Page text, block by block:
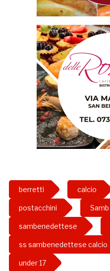
berretti calcio
postacchini Samb
sambenedettese
ss sambenedettese calcio
under 17